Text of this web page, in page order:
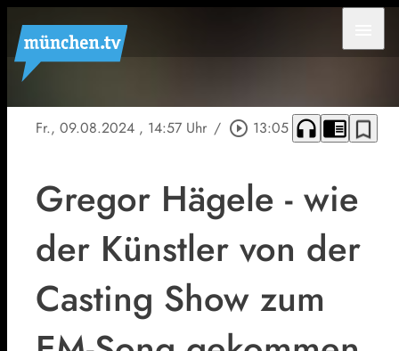
Fr., 09.08.2024 , 14:57 Uhr / play_circle_outline 13:05 headphones chrome_reader_mode bookmark_border
Gregor Hägele - wie
der Künstler von der
Casting Show zum